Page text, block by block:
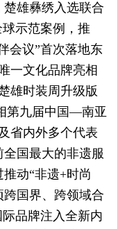
楚雄彝绣入选联合
示范案例，推
会议”首次落地东
一文化品牌亮相
雄时装周升级版
第九届中国—南亚
省内外多个代表
国最大的非遗服
动“非遗+时尚
国界、跨领域合
品牌注入全新内